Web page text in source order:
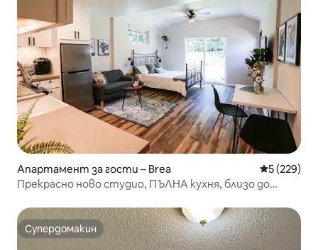
Апартамент за гости – Brea Средна
5 (229)
Прекрасно ново студио, ПЪЛНА кухня, близо до
Супердомакин
Супердомакин